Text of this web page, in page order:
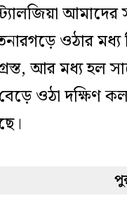
গড়ে ওঠার মধ্য
আর মধ্য হল
ওঠা দক্ষিণ